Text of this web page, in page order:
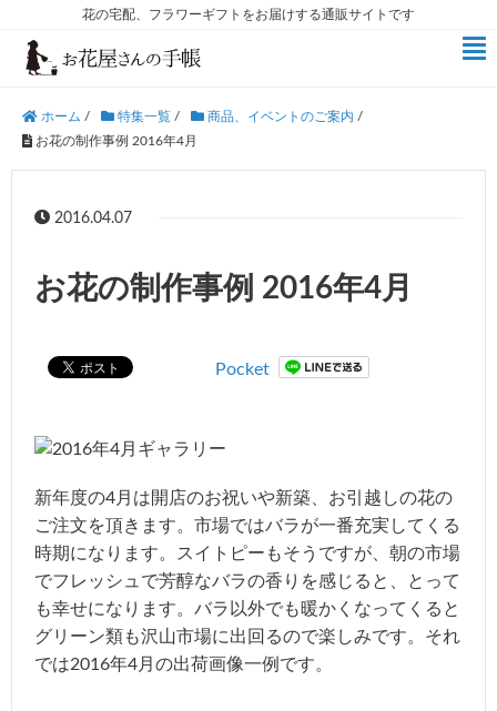
花の宅配、フラワーギフトをお届けする通販サイトです
ホーム / 特集一覧 / 商品、イベントのご案内 /
お花の制作事例 2016年4月
2016.04.07
お花の制作事例 2016年4月
Pocket
新年度の4月は開店のお祝いや新築、お引越しの花の
ご注文を頂きます。市場ではバラが一番充実してくる
時期になります。スイトピーもそうですが、朝の市場
でフレッシュで芳醇なバラの香りを感じると、とって
も幸せになります。バラ以外でも暖かくなってくると
グリーン類も沢山市場に出回るので楽しみです。それ
では2016年4月の出荷画像一例です。